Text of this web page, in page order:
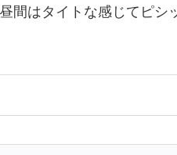
間はタイトな感じてピシ